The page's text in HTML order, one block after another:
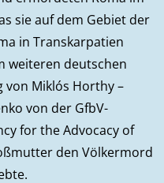
sie auf dem Gebiet der
in Transkarpatien
weiteren deutschen
Miklós Horthy –
von der GfbV-
for the Advocacy of
den Völkermord